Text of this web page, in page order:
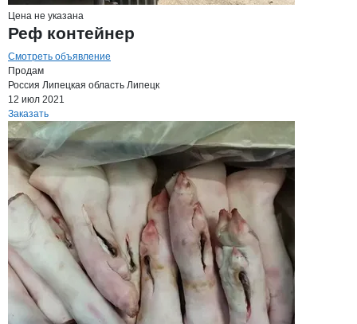
Цена не указана
Реф контейнер
Смотреть объявление
Продам
Россия Липецкая область Липецк
12 июл 2021
Заказать